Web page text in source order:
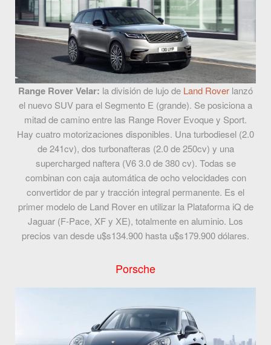
Range Rover Velar: la división de lujo de Land Rover lanzó
el nuevo SUV para el Segmento E (grande). Se posiciona a
mitad de camino entre las Range Rover Evoque y Sport.
Hay cuatro motorizaciones disponibles. Una turbodiesel (2.0
de 241cv), dos turbonafteras (2.0 de 250cv) y una
supercharged naftera (V6 3.0 de 380 cv). Todas se
combinan con caja automática de ocho velocidades con
convertidor de par y tracción integral permanente. Es el
primer modelo de Land Rover en utilizar la Plataforma iQ de
Jaguar (F-Pace, XF y XE), totalmente en aluminio. Los
precios van desde u$s134.900 hasta u$s179.900 dólares.
Porsche